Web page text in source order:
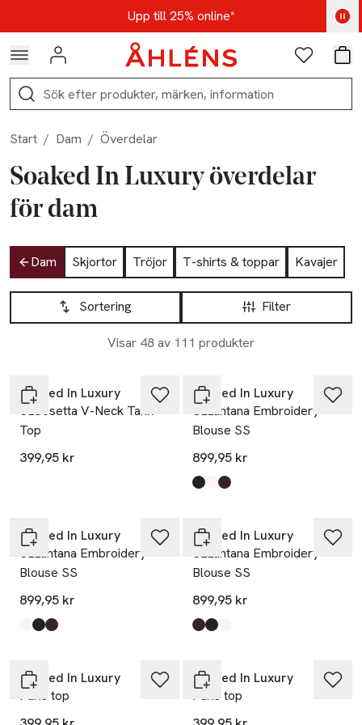
Hoppa till navigationsmenynUpp till 25% online*
Kod: AUG25 - Shoppa nu
Logga in Favoriter
Sök
Start / Dam / Överdelar
Soaked In Luxury överdelar
för dam
Hoppa till produktsidan
Dam Skjortor Tröjor T-shirts & toppar
Kavajer
Hoppa till produktsidan
Filter
Sortering
Visar 48 av 111 produkter
Lista över produkter
Soaked In Luxury
SLCosetta V-Neck Tank
Top
399,95 kr
Soaked In Luxury
SLLantana Embroidery
Blouse SS
899,95 kr
Produkten finns i färgerna:
Black,
Whisper White
Mole',
Soaked In Luxury
SLLantana Embroidery
Blouse SS
899,95 kr
Produkten finns i färgerna:
Whisper White
Black,
Mole',
Soaked In Luxury
SLLantana Embroidery
Blouse SS
899,95 kr
Produkten finns i färgerna:
Mole'
Black
Whisper White
Soaked In Luxury
Paris top
Soaked In Luxury
Paris top